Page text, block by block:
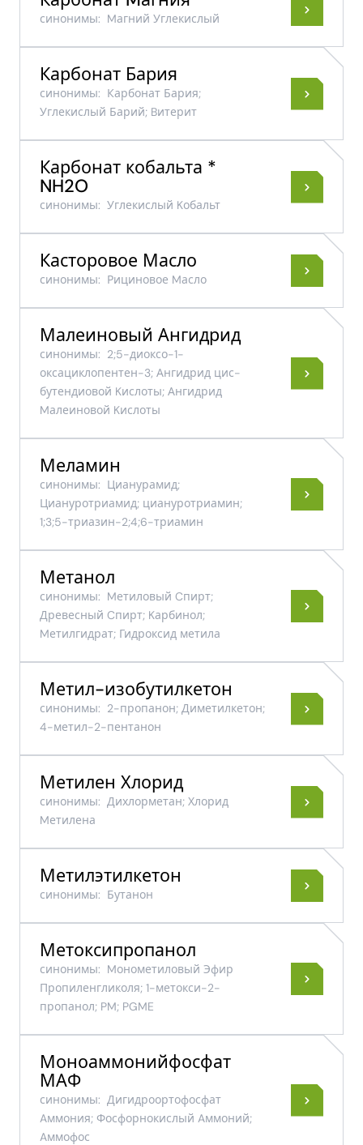
синонимы: Mагний Углекислый
Карбонат Бария
синонимы: Карбонат Бария;
Углекислый Барий; Bитерит
Карбонат кобальта *
NH2O
синонимы: Углекислый Kобальт
Касторовое Масло
синонимы: Рициновое Mасло
Малеиновый Ангидрид
синонимы: 2;5-диоксо-1-
оксациклопентен-3; Ангидрид цис-
бутендиовой Kислоты; Ангидрид
Mалеиновой Kислоты
Меламин
синонимы: Цианурамид;
Циануротриамид; циануротриамин;
1;3;5-​триазин-​2;4;6-​триамин
Метанол
синонимы: Mетиловый Cпирт;
Древесный Cпирт; Kарбинол;
Mетилгидрат; Гидроксид метила
Метил-изобутилкетон
синонимы: 2-пропанон; Диметилкетон;
4-метил-2-пентанон
Метилен Хлорид
синонимы: Дихлорметан; Хлорид
Mетилена
Метилэтилкетон
синонимы: Бутанон
Метоксипропанол
синонимы: Mонометиловый Эфир
Пропиленгликоля; 1-метокси-2-
пропанол; PM; PGME
Моноаммонийфосфат
МАФ
синонимы: Дигидроортофосфат
Aммония; Фосфорнокислый Aммоний;
Aммофос